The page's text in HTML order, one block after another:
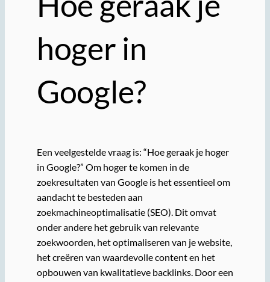
hoger in
Google?
Een veelgestelde vraag is: “Hoe geraak je hoger
in Google?” Om hoger te komen in de
zoekresultaten van Google is het essentieel om
aandacht te besteden aan
zoekmachineoptimalisatie (SEO). Dit omvat
onder andere het gebruik van relevante
zoekwoorden, het optimaliseren van je website,
het creëren van waardevolle content en het
opbouwen van kwalitatieve backlinks. Door een